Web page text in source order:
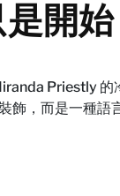
是開
Priestly
，而是一種